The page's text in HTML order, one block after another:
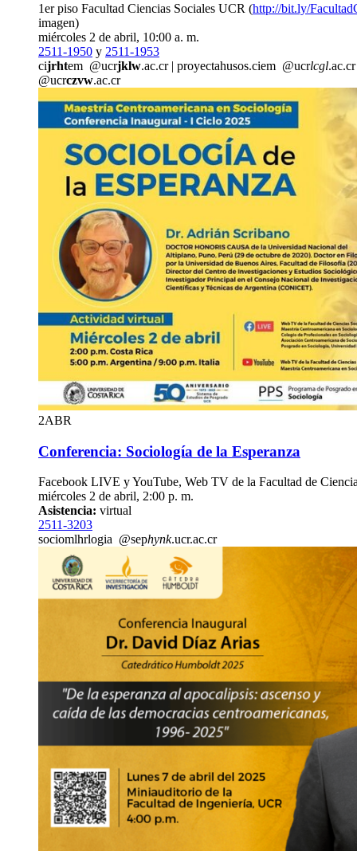
1er piso Facultad Ciencias Sociales UCR (http://bit.ly/
imagen)
miércoles 2 de abril, 10:00 a. m.
2511-1950 y 2511-1953
cijrhtem @ucrjklw.ac.cr| proyectahusos.ciem @ucrlcgl.ac.cr
@ucrczvw.ac.cr
2ABR
Conferencia: Sociología de la Esperanza
Facebook LIVE y YouTube, Web TV de la Facultad de
miércoles 2 de abril, 2:00 p. m.
Asistencia: virtual
2511-3203
sociomlhrlogia @sephynk.ucr.ac.cr